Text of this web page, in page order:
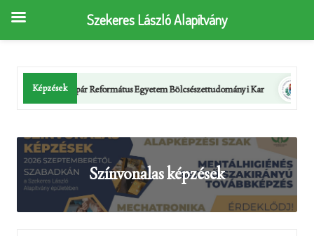
Képzések
Református Egyetem Bölcsészettudományi Kar Semmelweis
Színvonalas képzések
Szekeres László Alapítvány